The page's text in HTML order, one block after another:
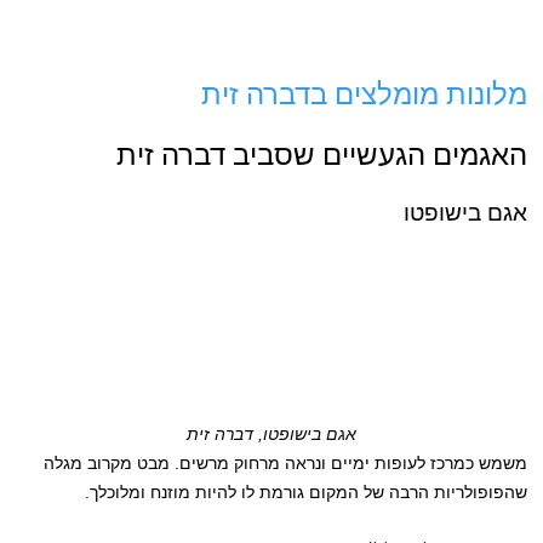
מלונות מומלצים בדברה זית
האגמים הגעשיים שסביב דברה זית
אגם בישופטו
אגם בישופטו, דברה זית
משמש כמרכז לעופות ימיים ונראה מרחוק מרשים. מבט מקרוב מגלה
שהפופולריות הרבה של המקום גורמת לו להיות מוזנח ומלוכלך.